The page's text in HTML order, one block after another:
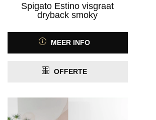
Spigato Estino visgraat
dryback smoky
MEER INFO
OFFERTE